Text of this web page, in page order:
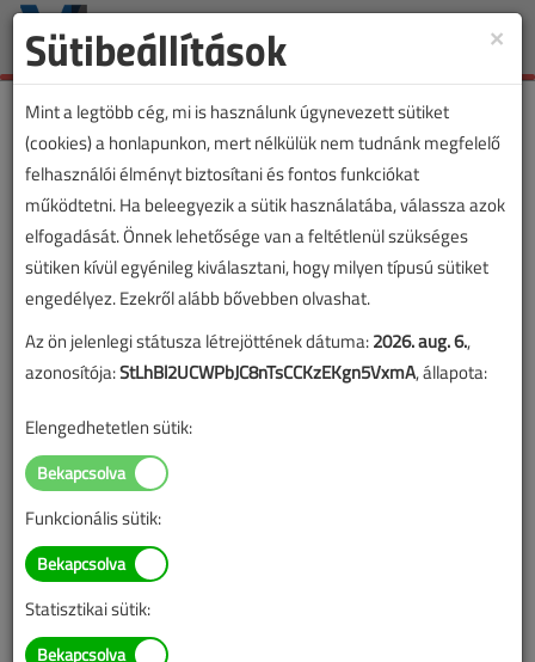
Toggle
Életveszélyes hajszárítókat
talált a fogyasztóvédelmi
vizsgálat
×
Sütibeállítások
Mint a legtöbb cég, mi is használunk úgynevezett sütiket
(cookies) a honlapunkon, mert nélkülük nem tudnánk megfelelő
felhasználói élményt biztosítani és fontos funkciókat
működtetni. Ha beleegyezik a sütik használatába, válassza azok
elfogadását. Önnek lehetősége van a feltétlenül szükséges
sütiken kívül egyénileg kiválasztani, hogy milyen típusú sütiket
engedélyez. Ezekről alább bővebben olvashat.
Az ön jelenlegi státusza létrejöttének dátuma:2026. aug. 6.,
azonosítója:StLhBl2UCWPbJC8nTsCCKzEKgn5VxmA, állapota:
Elengedhetetlen sütik:
Funkcionális sütik:
Statisztikai sütik: